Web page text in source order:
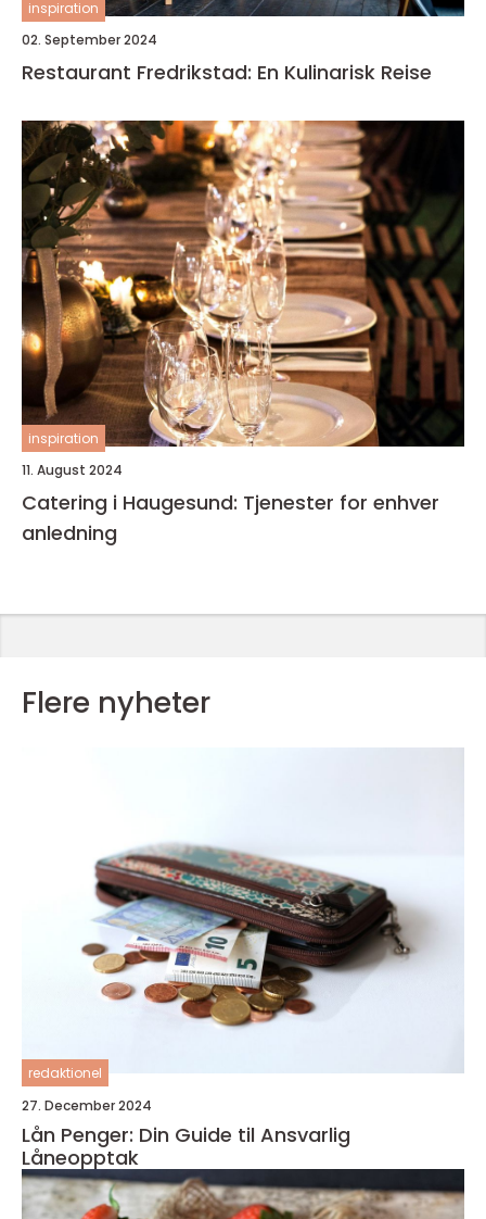
inspiration
02. September 2024
Restaurant Fredrikstad: En Kulinarisk Reise
inspiration
11. August 2024
Catering i Haugesund: Tjenester for enhver
anledning
Flere nyheter
redaktionel
27. December 2024
Lån Penger: Din Guide til Ansvarlig
Låneopptak